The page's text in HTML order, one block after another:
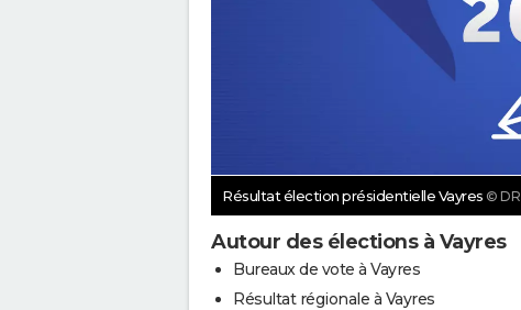
Résultat élection présidentielle Vayres © DR
Autour des élections à Vayres
Bureaux de vote à Vayres
Résultat régionale à Vayres